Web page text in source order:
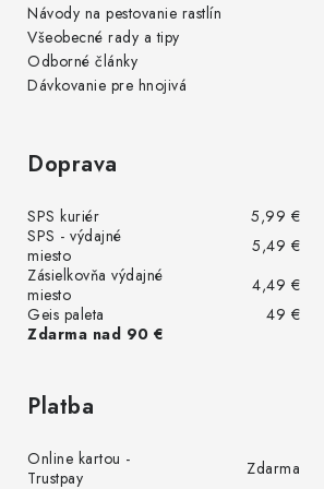
Návody na pestovanie rastlín
Všeobecné rady a tipy
Odborné články
Dávkovanie pre hnojivá
Doprava
SPS kuriér
5,99 €
SPS - výdajné
miesto
5,49 €
Zásielkovňa výdajné
miesto
4,49 €
Geis paleta
49 €
Zdarma nad 90 €
Platba
Online kartou -
Trustpay
Zdarma